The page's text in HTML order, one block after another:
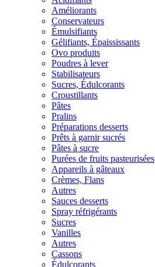
Améliorants
Conservateurs
Émulsifiants
Gélifiants, Épaississants
Ovo produits
Poudres à lever
Stabilisateurs
Sucres, Édulcorants
Croustillants
Pâtes
Pralins
Préparations desserts
Prêts à garnir sucrés
Pâtes à sucre
Purées de fruits pasteurisées
Appareils à gâteaux
Crèmes, Flans
Autres
Sauces desserts
Spray réfrigérants
Sucres
Vanilles
Autres
Cassons
Édulcorants